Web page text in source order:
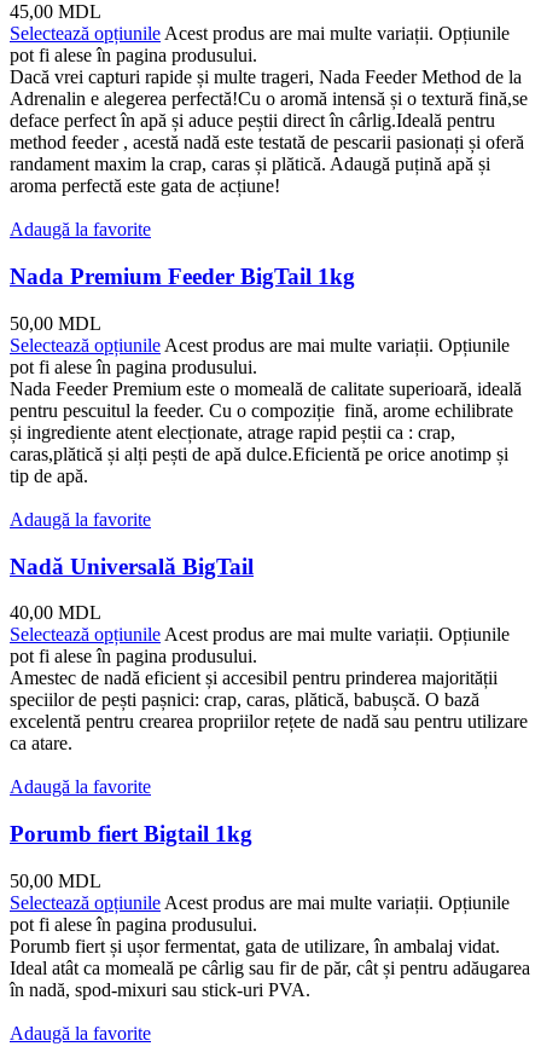
45,00 MDL
Selectează opțiunileAcest produs are mai multe variații. Opțiunile
pot fi alese în pagina produsului.
Dacă vrei capturi rapide și multe trageri, Nada Feeder Method de la
Adrenalin e alegerea perfectă!Cu o aromă intensă și o textură fină,se
deface perfect în apă și aduce peștii direct în cârlig.Ideală pentru
method feeder , acestă nadă este testată de pescarii pasionați și oferă
randament maxim la crap, caras și plătică. Adaugă puțină apă și
aroma perfectă este gata de acțiune!
Adaugă la favorite
Nada Premium Feeder BigTail 1kg
50,00 MDL
Selectează opțiunile Acest produs are mai multe variații. Opțiunile
pot fi alese în pagina produsului.
Nada Feeder Premium este o momeală de calitate superioară, ideală
pentru pescuitul la feeder. Cu o compoziție fină, arome echilibrate
și ingrediente atent elecționate, atrage rapid peștii ca : crap,
caras,plătică și alți pești de apă dulce.Eficientă pe orice anotimp și
tip de apă.
Adaugă la favorite
Nadă Universală BigTail
40,00 MDL
Selectează opțiunile Acest produs are mai multe variații. Opțiunile
pot fi alese în pagina produsului.
Amestec de nadă eficient și accesibil pentru prinderea majorității
speciilor de pești pașnici: crap, caras, plătică, babușcă. O bază
excelentă pentru crearea propriilor rețete de nadă sau pentru utilizare
ca atare.
Adaugă la favorite
Porumb fiert Bigtail 1kg
50,00 MDL
Selectează opțiunile Acest produs are mai multe variații. Opțiunile
pot fi alese în pagina produsului.
Porumb fiert și ușor fermentat, gata de utilizare, în ambalaj vidat.
Ideal atât ca momeală pe cârlig sau fir de păr, cât și pentru adăugarea
în nadă, spod-mixuri sau stick-uri PVA.
Adaugă la favorite